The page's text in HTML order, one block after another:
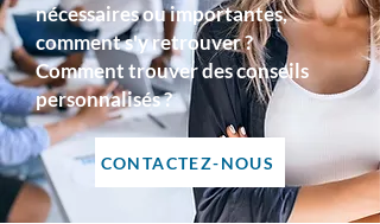
nécessaires ou importantes,
comment s'y retrouver ?
Comment trouver des conseils
personnalisés ?
CONTACTEZ-NOUS